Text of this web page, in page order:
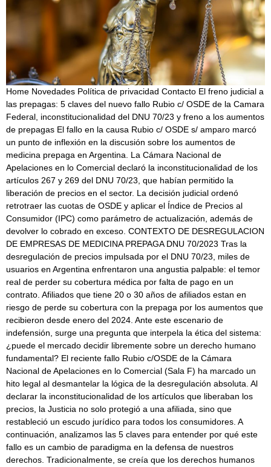
Home Novedades Política de privacidad Contacto El freno judicial a
las prepagas: 5 claves del nuevo fallo Rubio c/ OSDE de la Camara
Federal, inconstitucionalidad del DNU 70/23 y freno a los aumentos
de prepagas El fallo en la causa Rubio c/ OSDE s/ amparo marcó
un punto de inflexión en la discusión sobre los aumentos de
medicina prepaga en Argentina. La Cámara Nacional de
Apelaciones en lo Comercial declaró la inconstitucionalidad de los
artículos 267 y 269 del DNU 70/23, que habían permitido la
liberación de precios en el sector. La decisión judicial ordenó
retrotraer las cuotas de OSDE y aplicar el Índice de Precios al
Consumidor (IPC) como parámetro de actualización, además de
devolver lo cobrado en exceso. CONTEXTO DE DESREGULACION
DE EMPRESAS DE MEDICINA PREPAGA DNU 70/2023 Tras la
desregulación de precios impulsada por el DNU 70/23, miles de
usuarios en Argentina enfrentaron una angustia palpable: el temor
real de perder su cobertura médica por falta de pago en un
contrato. Afiliados que tiene 20 o 30 años de afiliados estan en
riesgo de perde su cobertura con la prepaga por los aumentos que
recibieron desde enero del 2024. Ante este escenario de
indefensión, surge una pregunta que interpela la ética del sistema:
¿puede el mercado decidir libremente sobre un derecho humano
fundamental? El reciente fallo Rubio c/OSDE de la Cámara
Nacional de Apelaciones en lo Comercial (Sala F) ha marcado un
hito legal al desmantelar la lógica de la desregulación absoluta. Al
declarar la inconstitucionalidad de los artículos que liberaban los
precios, la Justicia no solo protegió a una afiliada, sino que
restableció un escudo jurídico para todos los consumidores. A
continuación, analizamos las 5 claves para entender por qué este
fallo es un cambio de paradigma en la defensa de nuestros
derechos. Tradicionalmente, se creía que los derechos humanos